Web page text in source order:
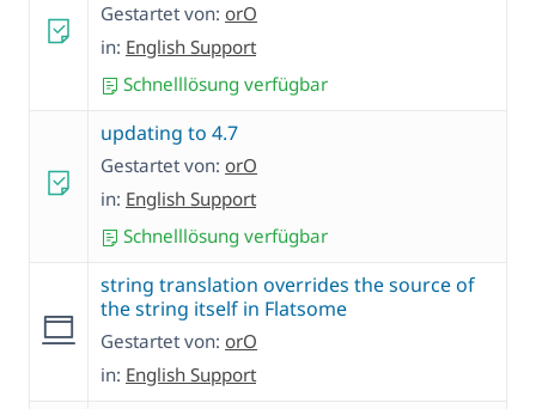
Gestartet von: orO
in: English Support
Schnelllösung verfügbar
updating to 4.7
Gestartet von: orO
in: English Support
Schnelllösung verfügbar
string translation overrides the source of
the string itself in Flatsome
Gestartet von: orO
in: English Support